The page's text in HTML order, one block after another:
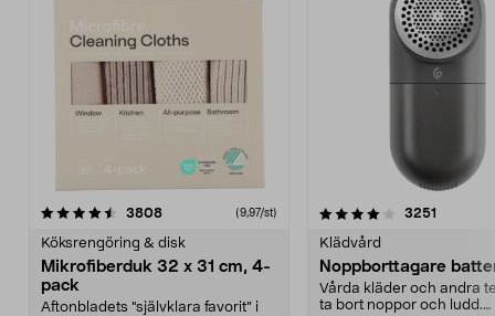
3808recensioner (9,97/st)
Köksrengöring & disk
Mikrofiberduk 32 x 31 cm, 4-
pack
Aftonbladets "självklara favorit” i
4.0av 5 stjärnor 3251
Klädvård
Noppborttagare
Vårda kläder och andra
ta bort noppor och ludd.
4.5av 5 stjärnor